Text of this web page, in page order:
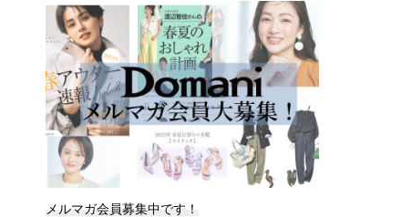
メルマガ会員募集中です！